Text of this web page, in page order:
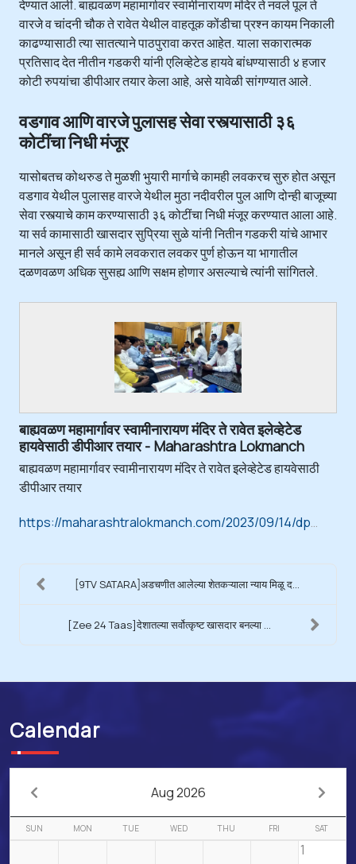
देण्यात आली. बाह्यवळण महामार्गावर स्वामीनारायण मंदिर ते नवले पूल ते
वारजे व चांदनी चौक ते रावेत येथील वाहतूक कोंडीचा प्रश्न कायम निकाली
काढण्यासाठी त्या सातत्याने पाठपुरावा करत आहेत. याला सकारात्मक
प्रतिसाद देत नीतीन गडकरी यांनी एलिव्हेटेड हायवे बांधण्यासाठी ४ हजार
कोटी रुपयांचा डीपीआर तयार केला आहे, असे यावेळी सांगण्यात आले.
वडगाव आणि वारजे पुलासह सेवा रस्त्यासाठी ३६
कोटींचा निधी मंजूर
यासोबतच कोथरुड ते मुळशी भुयारी मार्गाचे कामही लवकरच सुरु होत असून
वडगाव येथील पुलासह वारजे येथील मुठा नदीवरील पुल आणि दोन्ही बाजूच्या
सेवा रस्त्याचे काम करण्यासाठी ३६ कोटींचा निधी मंजूर करण्यात आला आहे.
या सर्व कामासाठी खासदार सुप्रिया सुळे यांनी नितीन गडकरी यांचे आभार
मानले असून ही सर्व कामे लवकरात लवकर पुर्ण होऊन या भागातील
दळणवळण अधिक सुसह्य आणि सक्षम होणार असल्याचे त्यांनी सांगितले.
बाह्यवळण महामार्गावर स्वामीनारायण मंदिर ते रावेत इलेव्हेटेड
हायवेसाठी डीपीआर तयार - Maharashtra Lokmanch
बाह्यवळण महामार्गावर स्वामीनारायण मंदिर ते रावेत इलेव्हेटेड हायवेसाठी
डीपीआर तयार
https://maharashtralokmanch.com/2023/09/14/dpr-prepared-for-swaminarayan-mandir-to-ravet-elevated-highway-on-external-highway/
[9TV SATARA]अडचणीत आलेल्या शेतकऱ्याला न्याय मिळू द...
[Zee 24 Taas]देशातल्या सर्वोत्कृष्ट खासदार बनल्या ...
Calendar
Aug 2026
SUN MON TUE WED THU FRI SAT
1